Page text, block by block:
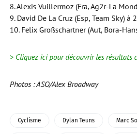
8. Alexis Vuillermoz (Fra, Ag2r-La
9. David De La Cruz (Esp, Team Sky) à
10. Felix Großschartner (Aut, Bora-
> Cliquez ici pour découvrir les résultats
Photos : ASO/Alex Broadway
Cyclisme Dylan Teuns Marc